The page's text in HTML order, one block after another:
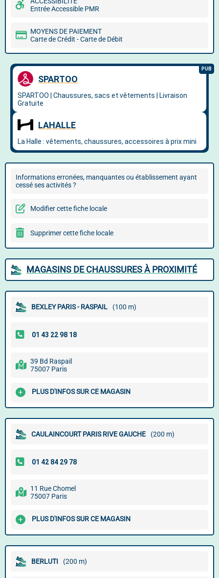
Entrée Accessible PMR
MOYENS DE PAIEMENT
Carte de Crédit - Carte de Débit
Informations erronées, manquantes ou établissement ayant
cessé ses activités ?
Modifier cette fiche locale
Supprimer cette fiche locale
MAGASINS DE CHAUSSURES À PROXIMITÉ
BEXLEY PARIS - RASPAIL (100 m)
39 Bd Raspail
75007 Paris
PLUS D'INFOS SUR CE MAGASIN
CAULAINCOURT PARIS RIVE GAUCHE (200 m)
11 Rue Chomel
75007 Paris
PLUS D'INFOS SUR CE MAGASIN
BERLUTI (200 m)